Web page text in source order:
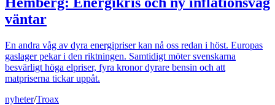
väntar
En andra våg av dyra energipriser kan nå oss redan i höst. Europas
gaslager pekar i den riktningen. Samtidigt möter svenskarna
besvärligt höga elpriser, fyra kronor dyrare bensin och att
matpriserna tickar uppåt.
nyheter/Troax